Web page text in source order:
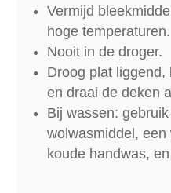
Vermijd
hoge temperaturen.
Nooit in de droger.
Droog plat liggend,
en draai de deken
Bij wassen:
wolwasmiddel,
koude handwas,